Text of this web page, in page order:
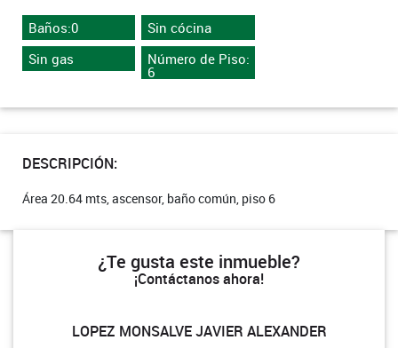
Baños:0
Sin cócina
Sin gas
Número de Piso:
6
DESCRIPCIÓN:
Área 20.64 mts, ascensor, baño común, piso 6
¿Te gusta este inmueble?
¡Contáctanos ahora!
LOPEZ MONSALVE JAVIER ALEXANDER